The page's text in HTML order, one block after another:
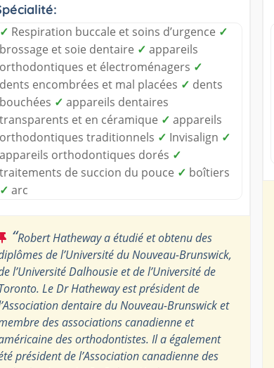
✓ Respiration buccale et soins d’urgence ✓
brossage et soie dentaire ✓ appareils
orthodontiques et électroménagers ✓
dents encombrées et mal placées ✓ dents
bouchées ✓ appareils dentaires
transparents et en céramique ✓ appareils
orthodontiques traditionnels ✓ Invisalign ✓
appareils orthodontiques dorés ✓
traitements de succion du pouce ✓ boîtiers
✓ arc
“Robert Hatheway a étudié et obtenu des
de l’Université du Nouveau-Brunswick,
l’Université Dalhousie et de l’Université de
Le Dr Hatheway est président de
dentaire du Nouveau-Brunswick et
des associations canadienne et
des orthodontistes. Il a également
président de l’Association canadienne des